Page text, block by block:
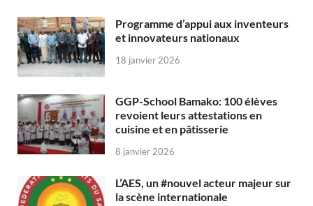
Programme d’appui aux inventeurs
et innovateurs nationaux
18 janvier 2026
GGP-School Bamako: 100 élèves
revoient leurs attestations en
cuisine et en pâtisserie
8 janvier 2026
L’AES, un #nouvel acteur majeur sur
la scène internationale